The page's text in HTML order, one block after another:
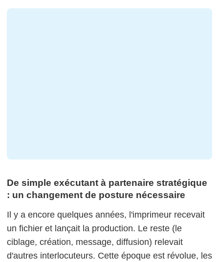
De simple exécutant à partenaire stratégique
: un changement de posture nécessaire
Il y a encore quelques années, l'imprimeur recevait
un fichier et lançait la production. Le reste (le
ciblage, création, message, diffusion) relevait
d'autres interlocuteurs. Cette époque est révolue, les